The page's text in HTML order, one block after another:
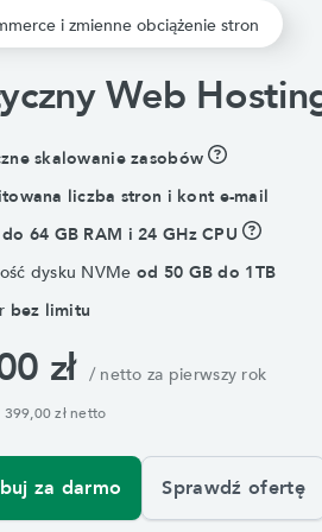
i zmienne obciążenie stron
Web
skalowanie zasobów
liczba stron i kont e-mail
do 64 GB RAM i 24 GHz CPU
dysku NVMe od 50 GB do 1TB
bez limitu
zł / netto za pierwszy rok
zł netto
za darmo Sprawdź ofertę